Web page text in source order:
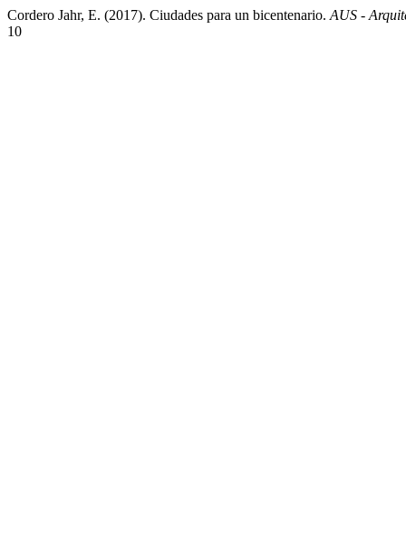
Cordero Jahr, E. (2017). Ciudades para un bicentenario. AUS -
10